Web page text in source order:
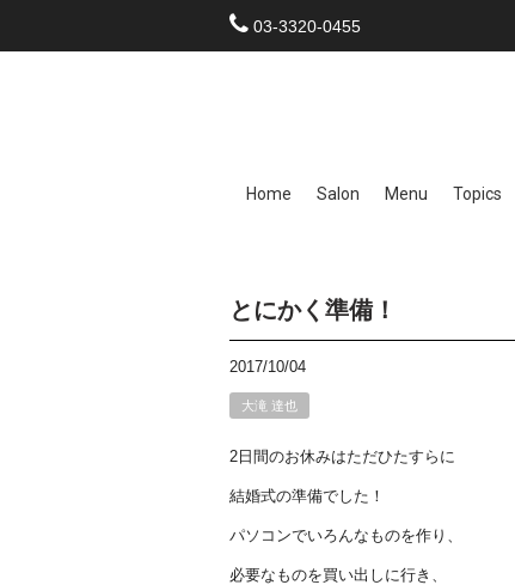
03-3320-0455
Home Salon Menu Topics
とにかく準備！
2017/10/04
大滝 達也
2日間のお休みはただひたすらに
結婚式の準備でした！
パソコンでいろんなものを作り、
必要なものを買い出しに行き、